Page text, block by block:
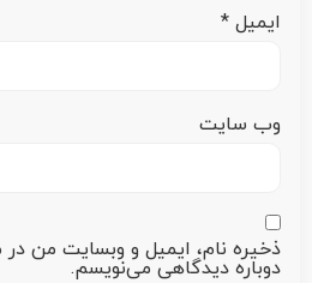
ایمیل *
وب‌ سایت
ذخیره نام، ایمیل و وبسایت من در
دوباره دیدگاهی می‌نویسم.